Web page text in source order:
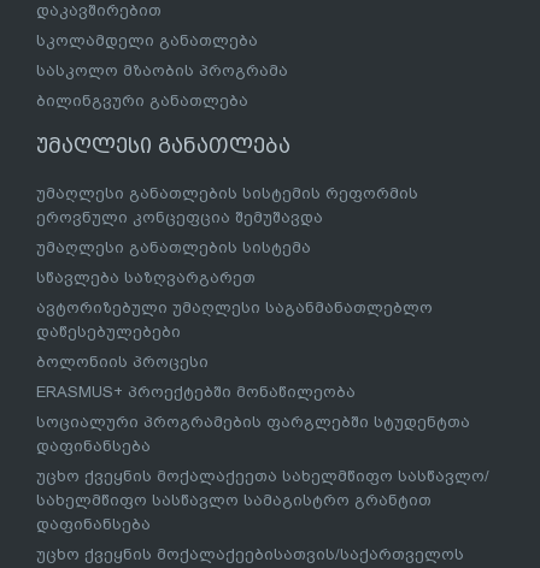
დაკავშირებით
სკოლამდელი განათლება
სასკოლო მზაობის პროგრამა
ბილინგვური განათლება
უმაღლესი განათლება
უმაღლესი განათლების სისტემის რეფორმის
ეროვნული კონცეფცია შემუშავდა
უმაღლესი განათლების სისტემა
სწავლება საზღვარგარეთ
ავტორიზებული უმაღლესი საგანმანათლებლო
დაწესებულებები
ბოლონიის პროცესი
ERASMUS+ პროექტებში მონაწილეობა
სოციალური პროგრამების ფარგლებში სტუდენტთა
დაფინანსება
უცხო ქვეყნის მოქალაქეეთა სახელმწიფო სასწავლო/
სახელმწიფო სასწავლო სამაგისტრო გრანტით
დაფინანსება
უცხო ქვეყნის მოქალაქეებისათვის/საქართველოს